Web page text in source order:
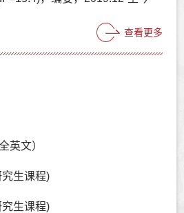
查看更多
英文）
生课程)
生课程)